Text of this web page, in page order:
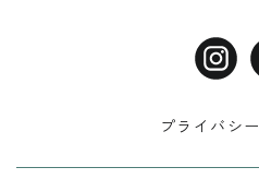
プライバシ